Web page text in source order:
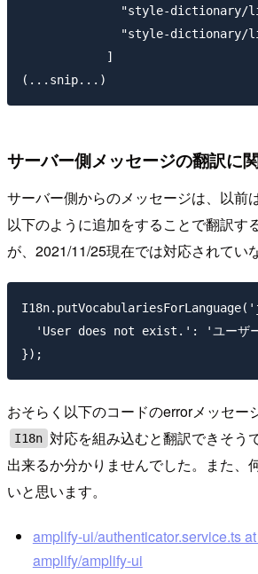
"style-dictionary/
"style-dictionary/
            ]
サーバー側メッセージの翻訳に
サーバー側からのメッセージは、以前
以下のように追加をすることで翻訳す
が、2021/11/25現在では対応されてい
'User does not exist.': 'ユーザ
おそらく以下のコードのerrorメッセー
I18n 対応を組み込むと翻訳できそう
出来るか分かりませんでした。また、
いと思います。
amplify-ui/authenticator.service.ts
amplify/amplify-ui